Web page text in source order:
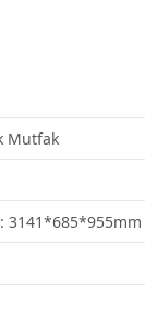
Mutfak
3141*685*955mm